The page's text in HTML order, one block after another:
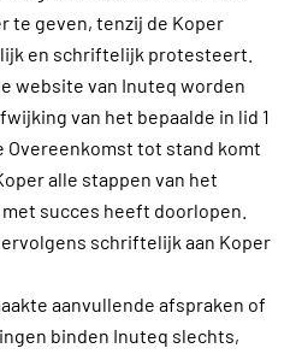
te geven, tenzij de Koper
en schriftelijk protesteert.
website van Inuteq worden
van het bepaalde in lid 1
Overeenkomst tot stand komt
alle stappen van het
succes heeft doorlopen.
schriftelijk aan Koper
aanvullende afspraken of
binden Inuteq slechts,